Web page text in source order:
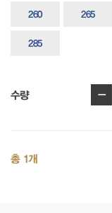
260 265
285
수량 -
총 1개